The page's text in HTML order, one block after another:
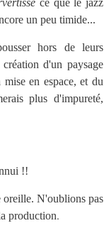
ce que le jazz
un peu timide...
hors de leurs
d'un paysage
en espace, et du
plus d'impureté,
!!
oreille. N'oublions pas
production.